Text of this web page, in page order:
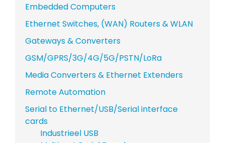
Embedded Computers
Ethernet Switches, (WAN) Routers & WLAN
Gateways & Converters
GSM/GPRS/3G/4G/5G/PSTN/LoRa
Media Converters & Ethernet Extenders
Remote Automation
Serial to Ethernet/USB/Serial interface
cards
Industrieel USB